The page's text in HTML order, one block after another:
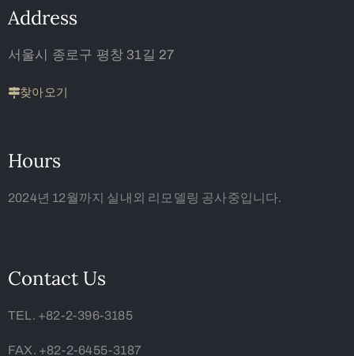
Address
서울시 종로구 평창 31길 27
찾아오기
Hours
2024년 12월까지 실내외 리모델링 공사중입니다.
Contact Us
TEL. +82-2-396-3185
FAX. +82-2-6455-3187